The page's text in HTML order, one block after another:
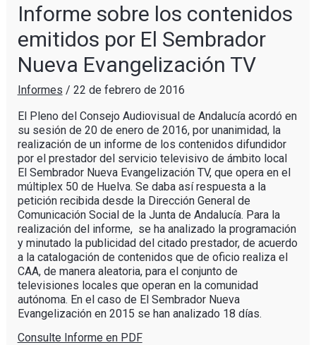
Informe sobre los contenidos
emitidos por El Sembrador
Nueva Evangelización TV
Informes / 22 de febrero de 2016
El Pleno del Consejo Audiovisual de Andalucía acordó en
su sesión de 20 de enero de 2016, por unanimidad, la
realización de un informe de los contenidos difundidor
por el prestador del servicio televisivo de ámbito local
El Sembrador Nueva Evangelización TV, que opera en el
múltiplex 50 de Huelva. Se daba así respuesta a la
petición recibida desde la Dirección General de
Comunicación Social de la Junta de Andalucía. Para la
realización del informe, se ha analizado la programación
y minutado la publicidad del citado prestador, de acuerdo
a la catalogación de contenidos que de oficio realiza el
CAA, de manera aleatoria, para el conjunto de
televisiones locales que operan en la comunidad
autónoma. En el caso de El Sembrador Nueva
Evangelización en 2015 se han analizado 18 días.
Consulte Informe en PDF